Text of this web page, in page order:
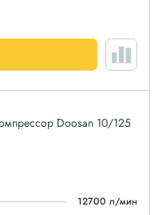
Doosan 10/125
12700 л/мин